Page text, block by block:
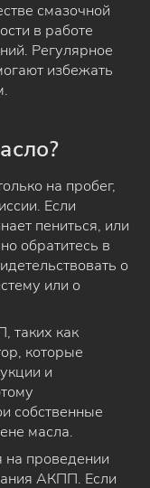
смазочной
в работе
Регулярное
избежать
на пробег,
Если
пениться, или
обратитесь в
о
или о
таких как
которые
и
собственные
масла.
на проведении
АКПП. Если